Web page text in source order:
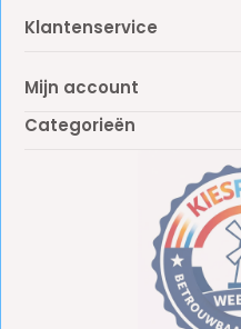
Klantenservice
Mijn account
Categorieën